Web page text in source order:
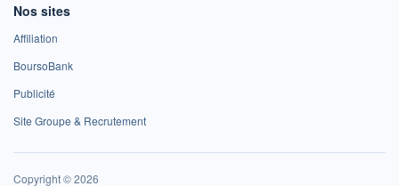
Nos sites
Affiliation
BoursoBank
Publicité
Site Groupe & Recrutement
Copyright © 2026